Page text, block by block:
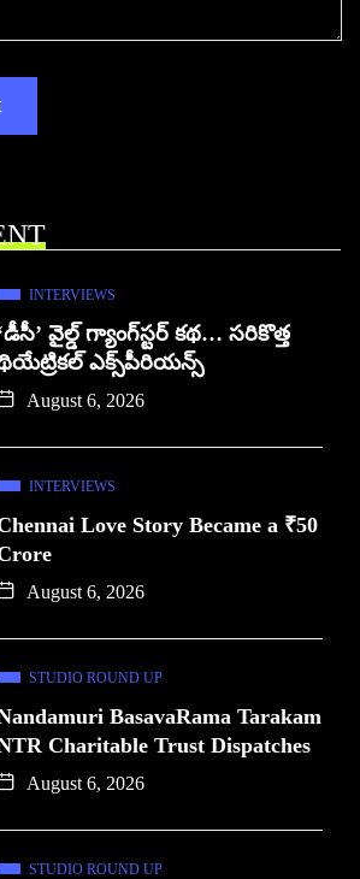
INTERVIEWS
వైల్డ్ గ్యాంగ్‌స్టర్ కథ… సరికొత్త
ఎక్స్‌పీరియన్స్
August 6, 2026
INTERVIEWS
Love Story Became a ₹50
August 6, 2026
STUDIO ROUND UP
BasavaRama Tarakam
Charitable Trust Dispatches
August 6, 2026
STUDIO ROUND UP